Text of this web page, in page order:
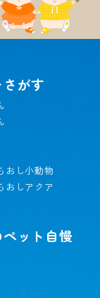
がす
おし小動物
おしアクア
ット自慢